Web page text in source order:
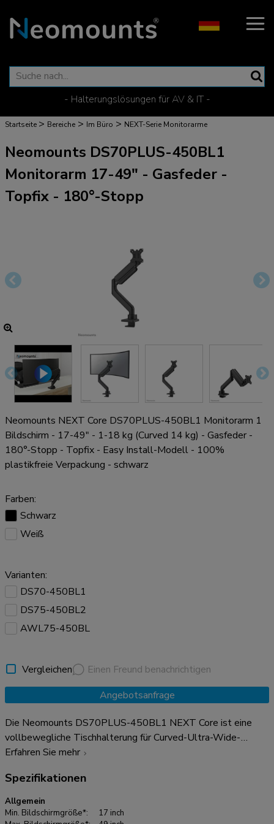
- Halterungslösungen für AV & IT -
Startseite > Bereiche > Im Büro > NEXT-Serie Monitorarme
Neomounts DS70PLUS-450BL1
Monitorarm 17-49" - Gasfeder -
Topfix - 180°-Stopp
Neomounts NEXT Core DS70PLUS-450BL1 Monitorarm 1
Bildschirm - 17-49" - 1-18 kg (Curved 14 kg) - Gasfeder -
180°-Stopp - Topfix - Easy Install-Modell - 100%
plastikfreie Verpackung - schwarz
Farben:
Schwarz
Weiß
Varianten:
DS70-450BL1
DS75-450BL2
AWL75-450BL
Vergleichen
Einen Freund benachrichtigen
Angebotsanfrage
Die Neomounts DS70PLUS-450BL1 NEXT Core ist eine
vollbewegliche Tischhalterung für Curved-Ultra-Wide-
Bildschirme bis zu 49". Die Halterung verfügt über einen
Bildschirme entwickelt wurde und ein höheres
Maximalgewicht von bis zu 18 kg tragen kann (Curved 14 kg).
Dank der vielseitigen Neige- (90°), Dreh- (360°) und
Erfahren Sie mehr
Spezifikationen
Allgemein
Min. Bildschirmgröße*:
17 inch